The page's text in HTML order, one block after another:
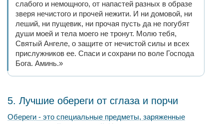
слабого и немощного, от напастей разных в образе
зверя нечистого и прочей нежити. И ни домовой, ни
леший, ни пущевик, ни прочая пусть да не погубят
души моей и тела моего не тронут. Молю тебя,
Святый Ангеле, о защите от нечистой силы и всех
прислужников ее. Спаси и сохрани по воле Господа
Бога. Аминь.»
5. Лучшие обереги от сглаза и порчи
Обереги - это специальные предметы, заряженные